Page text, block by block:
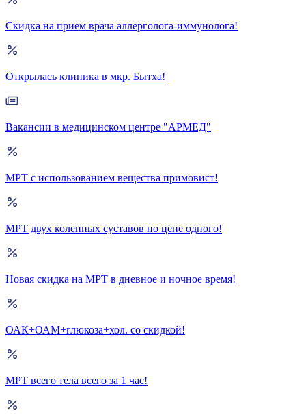
Скидка на прием врача аллерголога-иммунолога!
Открылась клиника в мкр. Бытха!
Вакансии в медицинском центре "АРМЕД"
МРТ с использованием вещества примовист!
МРТ двух коленных суставов по цене одного!
Новая скидка на МРТ в дневное и ночное время!
ОАК+ОАМ+глюкоза+хол. со скидкой!
МРТ всего тела всего за 1 час!